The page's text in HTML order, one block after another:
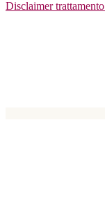
Disclaimer